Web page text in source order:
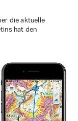
die aktuelle
hat den